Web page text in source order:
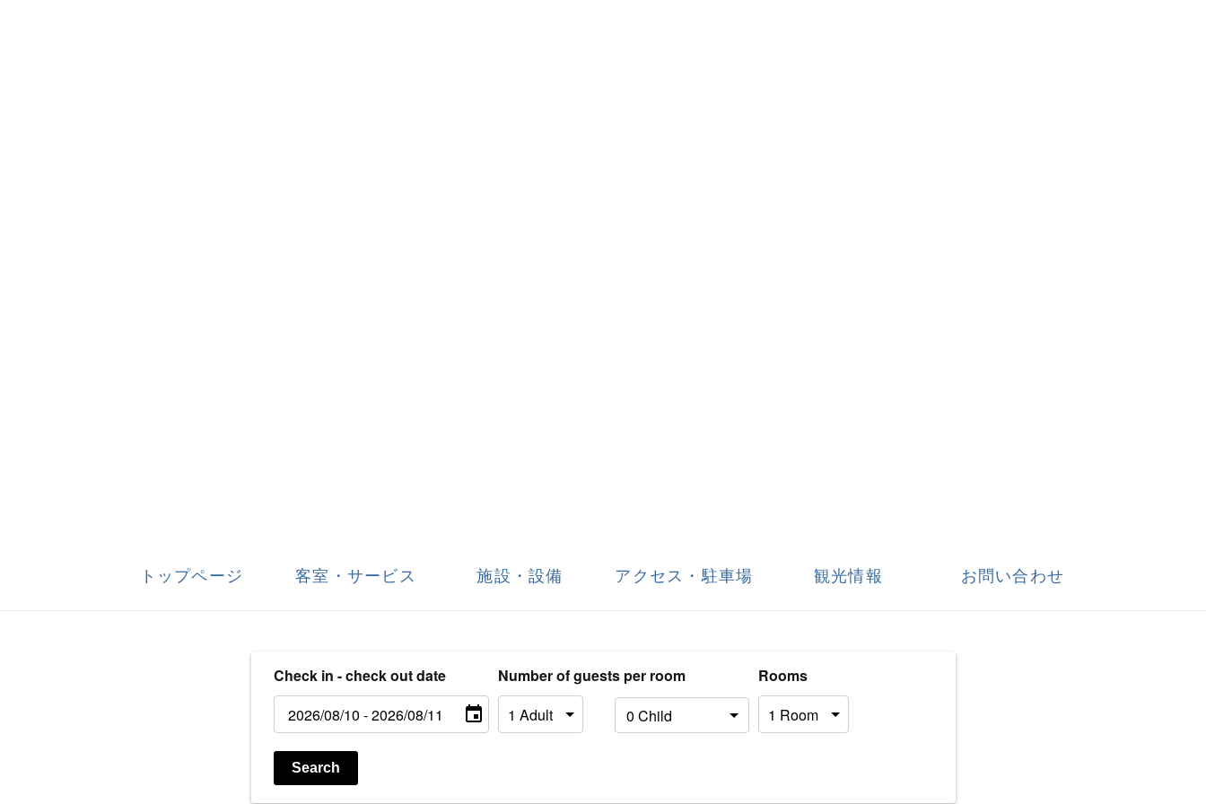
トップページ 客室・サービス 施設・設備 アクセス・駐車場 観光情報 お問い合わせ
Check in - check out date Number of guests per room Rooms
Search